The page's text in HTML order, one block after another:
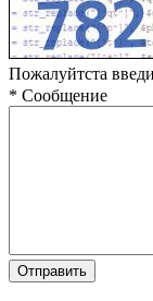
Пожалуйтста
* Сообщение